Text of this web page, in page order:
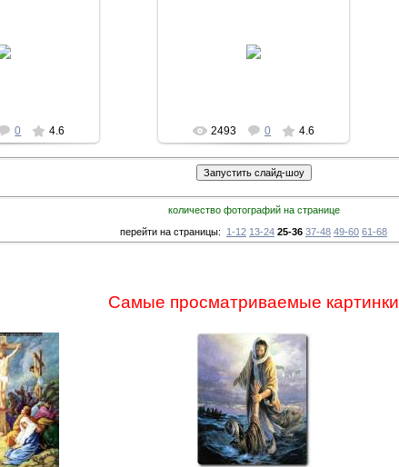
0 4.6 2493 0 4.6
количество фотографий на странице
перейти на страницы: 1-12 13-24 25-36 37-48 49-60 61-68
Самые просматриваемые картинки